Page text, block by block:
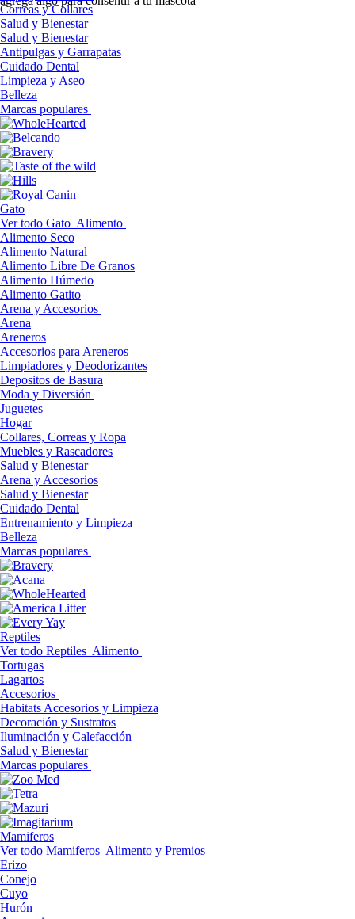
Correas y Collares
Salud y Bienestar
Salud y Bienestar
Antipulgas y Garrapatas
Cuidado Dental
Limpieza y Aseo
Belleza
Marcas populares
Gato
Ver todo Gato Alimento
Alimento Seco
Alimento Natural
Alimento Libre De Granos
Alimento Húmedo
Alimento Gatito
Arena y Accesorios
Arena
Areneros
Accesorios para Areneros
Limpiadores y Deodorizantes
Depositos de Basura
Moda y Diversión
Juguetes
Hogar
Collares, Correas y Ropa
Muebles y Rascadores
Salud y Bienestar
Arena y Accesorios
Salud y Bienestar
Cuidado Dental
Entrenamiento y Limpieza
Belleza
Marcas populares
Reptiles
Ver todo Reptiles Alimento
Tortugas
Lagartos
Accesorios
Habitats Accesorios y Limpieza
Decoración y Sustratos
Iluminación y Calefacción
Salud y Bienestar
Marcas populares
Mamiferos
Ver todo Mamiferos Alimento y Premios
Erizo
Conejo
Cuyo
Hurón